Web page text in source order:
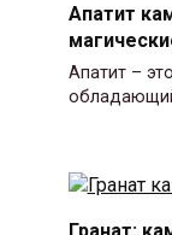
Апатит
Апатит –